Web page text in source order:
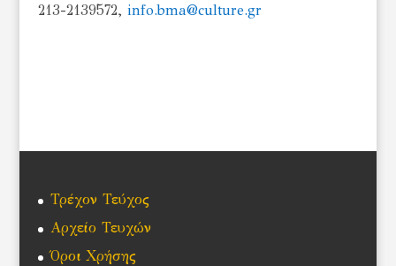
213-2139572, info.bma@culture.gr
Τρέχον Τεύχος
Αρχείο Τευχών
Όροι Χρήσης